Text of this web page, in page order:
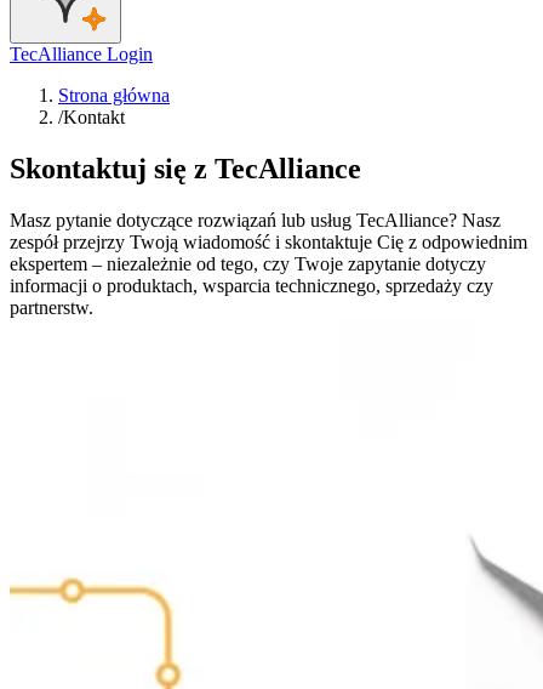
TecAlliance Login
Strona główna
/Kontakt
Skontaktuj się z TecAlliance
Masz pytanie dotyczące rozwiązań lub usług TecAlliance? Nasz
zespół przejrzy Twoją wiadomość i skontaktuje Cię z odpowiednim
ekspertem – niezależnie od tego, czy Twoje zapytanie dotyczy
informacji o produktach, wsparcia technicznego, sprzedaży czy
partnerstw.